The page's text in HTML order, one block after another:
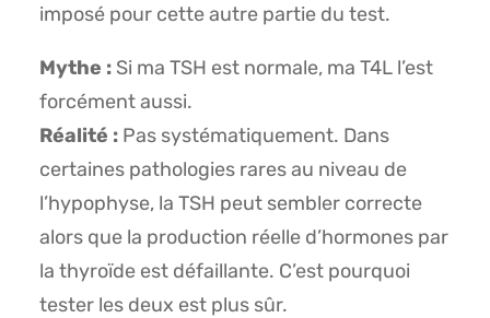
imposé pour cette autre partie du test.
Mythe : Si ma TSH est normale, ma T4L l’est
forcément aussi.
Réalité : Pas systématiquement. Dans
certaines pathologies rares au niveau de
l’hypophyse, la TSH peut sembler correcte
alors que la production réelle d’hormones par
la thyroïde est défaillante. C’est pourquoi
tester les deux est plus sûr.